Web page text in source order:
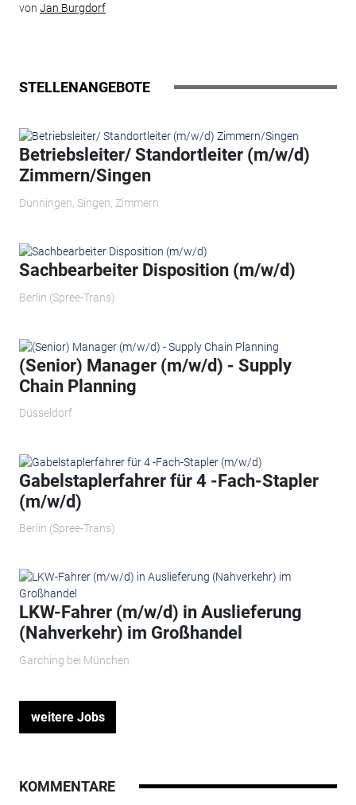
von Jan Burgdorf
STELLENANGEBOTE
Betriebsleiter/ Standortleiter (m/w/d)
Zimmern/Singen
Dunningen, Singen, Zimmern
Sachbearbeiter Disposition (m/w/d)
Berlin (Spree-Trans)
(Senior) Manager (m/w/d) - Supply
Chain Planning
Düsseldorf
Gabelstaplerfahrer für 4 -Fach-Stapler
(m/w/d)
Berlin (Spree-Trans)
LKW-Fahrer (m/w/d) in Auslieferung
(Nahverkehr) im Großhandel
Garching bei München
weitere Jobs
KOMMENTARE